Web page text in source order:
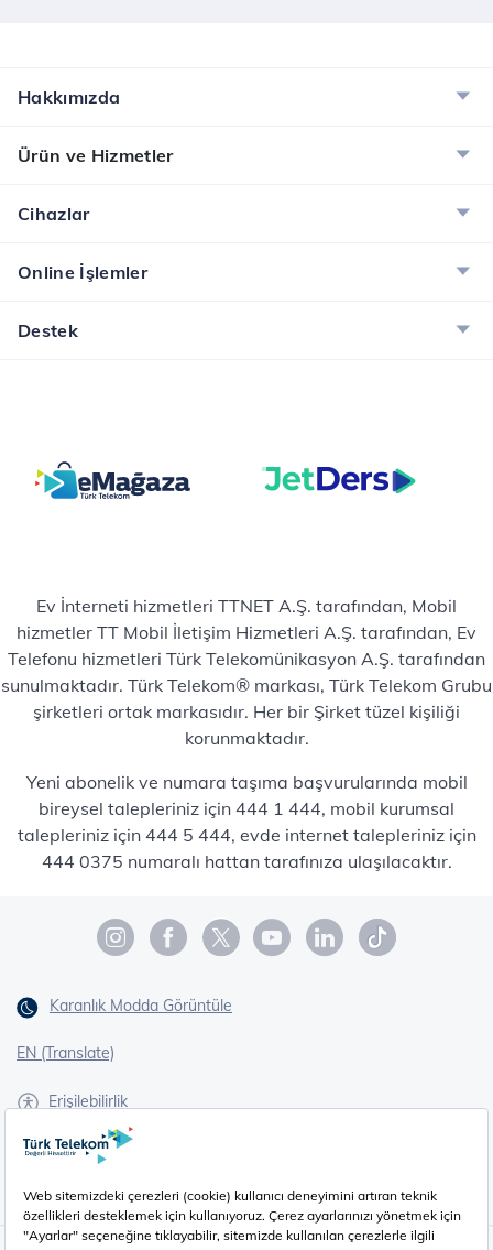
Hakkımızda
Ürün ve Hizmetler
Cihazlar
Online İşlemler
Destek
Ev İnterneti hizmetleri TTNET A.Ş. tarafından, Mobil
hizmetler TT Mobil İletişim Hizmetleri A.Ş. tarafından, Ev
Telefonu hizmetleri Türk Telekomünikasyon A.Ş. tarafından
sunulmaktadır. Türk Telekom® markası, Türk Telekom Grubu
şirketleri ortak markasıdır. Her bir Şirket tüzel kişiliği
korunmaktadır.
Yeni abonelik ve numara taşıma başvurularında mobil
bireysel talepleriniz için 444 1 444, mobil kurumsal
talepleriniz için 444 5 444, evde internet talepleriniz için
444 0375 numaralı hattan tarafınıza ulaşılacaktır.
Karanlık Modda Görüntüle
EN (Translate)
Erişilebilirlik
İşaret Dili Çevirisi